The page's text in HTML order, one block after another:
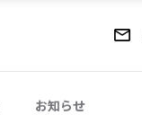
お知らせ